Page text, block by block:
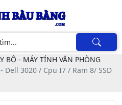
BỘ - MÁY TÍNH VĂN PHÒNG
Dell 3020 / Cpu I7 / Ram 8/ SSD